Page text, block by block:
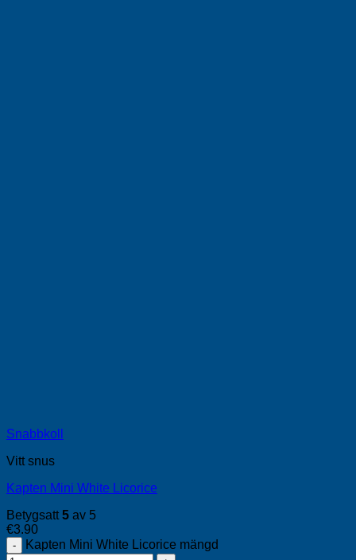
Snabbkoll
Vitt snus
Kapten Mini White Licorice
Betygsatt5 av 5
€3.90
Kapten Mini White Licorice mängd